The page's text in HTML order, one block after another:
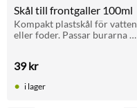
Skål till frontgaller 100ml
Kompakt plastskål för vatten
eller foder. Passar burarna
39kr
i lager